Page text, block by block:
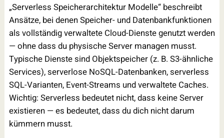
„Serverless Speicherarchitektur Modelle“ beschreibt
Ansätze, bei denen Speicher- und Datenbankfunktionen
als vollständig verwaltete Cloud-Dienste genutzt werden
— ohne dass du physische Server managen musst.
Typische Dienste sind Objektspeicher (z. B. S3-ähnliche
Services), serverlose NoSQL-Datenbanken, serverless
SQL-Varianten, Event-Streams und verwaltete Caches.
Wichtig: Serverless bedeutet nicht, dass keine Server
existieren — es bedeutet, dass du dich nicht darum
kümmern musst.